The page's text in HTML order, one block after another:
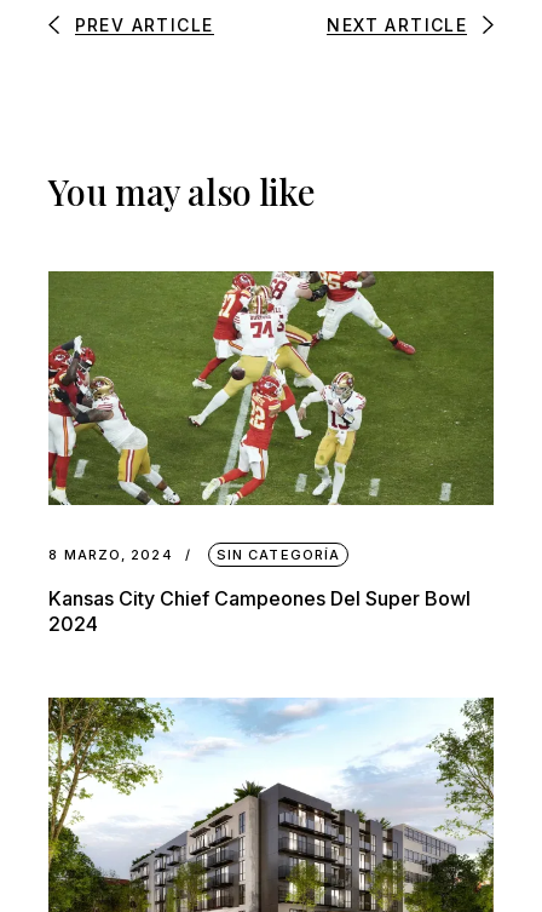
PREV ARTICLE NEXT ARTICLE
You may also like
8 MARZO, 2024 SIN CATEGORÍA
Kansas City Chief Campeones Del Super Bowl
2024